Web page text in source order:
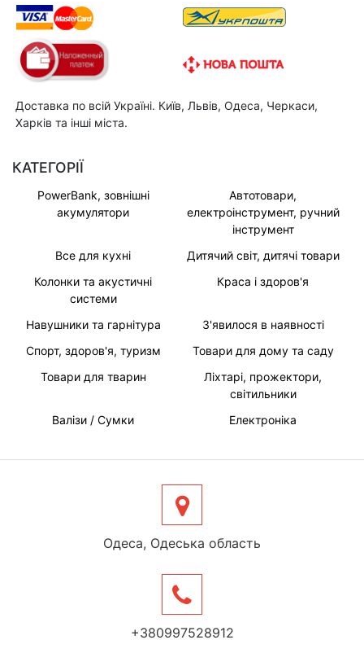
Доставка по всій Україні. Київ, Львів, Одеса, Черкаси,
Харків та інші міста.
КАТЕГОРІЇ
PowerBank, зовнішні
акумулятори
Автотовари,
електроінструмент, ручний
інструмент
Все для кухні
Дитячий світ, дитячі товари
Колонки та акустичні
системи
Краса і здоров'я
Навушники та гарнітура
З'явилося в наявності
Спорт, здоров'я, туризм
Товари для дому та саду
Товари для тварин
Ліхтарі, прожектори,
світильники
Валізи / Сумки
Електроніка
Одеса, Одеська область
+380997528912